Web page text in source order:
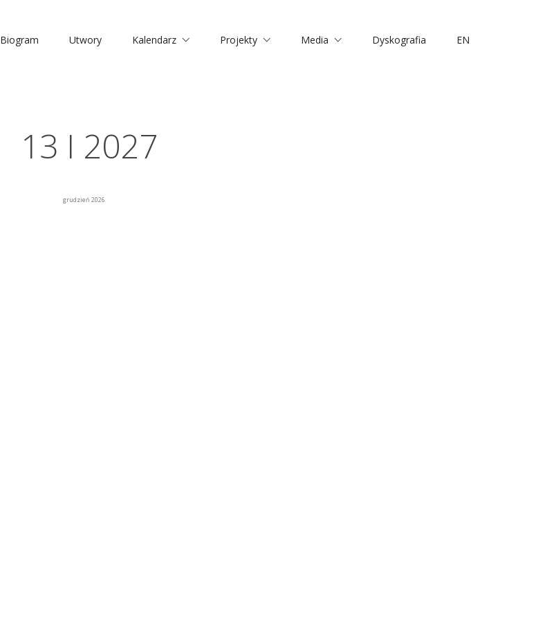
Biogram Utwory Kalendarz Projekty Media Dyskografia EN
13 I 2027
grudzień 2026